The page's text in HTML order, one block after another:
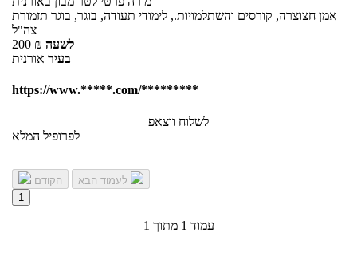
אמן חצוצרה, קורסים והשתלמויות., לימודי תעודה, בוגר, בוגר תזמורת
צה"ל
200 ₪ לשעה
בעיר אורנית
https://www.*****.com/*********
לשלוח ווצאפ
לפרופיל המלא
הקודם
1
עמוד 1 מתוך 1